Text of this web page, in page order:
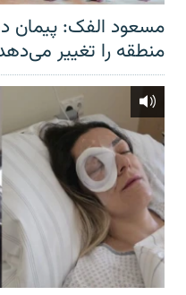
مسعود الفک: پیمان
منطقه را تغییر